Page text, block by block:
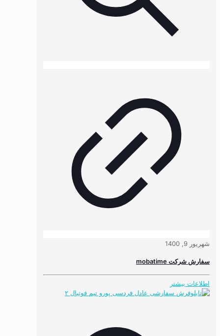
شهریور 9, 1400
سفارش شرکت mobatime
اطلاعات بیشتر